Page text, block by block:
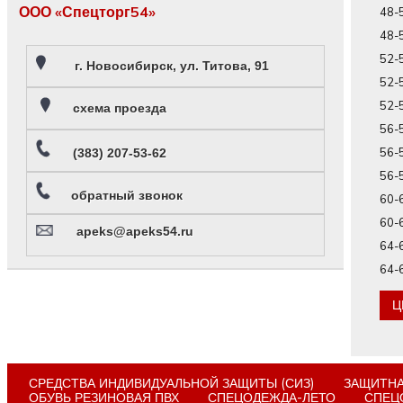
48-
48-
52-
52-
52-
56-
56-
56-
60-
60-
64-
64-
ООО «Спецторг54»
г. Новосибирск, ул. Титова, 91
схема проезда
(383) 207-53-62
обратный звонок
apeks@apeks54.ru
СРЕДСТВА ИНДИВИДУАЛЬНОЙ ЗАЩИТЫ (СИЗ)
ОБУВЬ РЕЗИНОВАЯ ПВХ
СПЕЦОДЕЖДА-ЛЕТО